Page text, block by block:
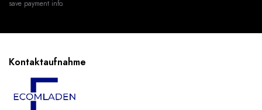
save payment info.
Kontaktaufnahme